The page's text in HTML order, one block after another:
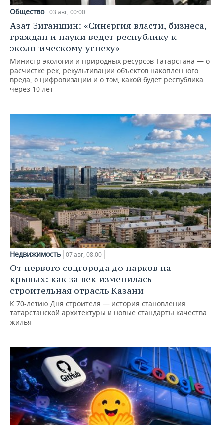
Общество 03 авг, 00:00
Азат Зиганшин: «Синергия власти, бизнеса,
граждан и науки ведет республику к
экологическому успеху»
Министр экологии и природных ресурсов Татарстана — о
расчистке рек, рекультивации объектов накопленного
вреда, о цифровизации и о том, какой будет республика
через 10 лет
Недвижимость 07 авг, 08:00
От первого соцгорода до парков на
крышах: как за век изменилась
строительная отрасль Казани
К 70-летию Дня строителя — история становления
татарстанской архитектуры и новые стандарты качества
жилья